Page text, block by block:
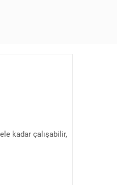
kadar çalışabilir,